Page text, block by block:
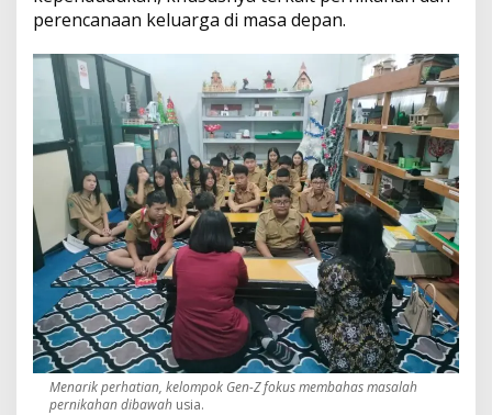
w
a
h
U
s
i
a
perencanaan keluarga di masa depan.
Menarik perhatian, kelompok Gen-Z fokus membahas masalah
pernikahan dibawah usia.